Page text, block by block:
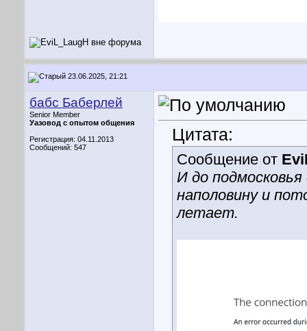
23.06.2025, 21:21
бабс Баберлей
Senior Member
Уазовод с опытом общения
Регистрация: 04.11.2013
Сообщений: 547
Цитата:
Сообщение от
И до подмосковья
наполовину и
летает.